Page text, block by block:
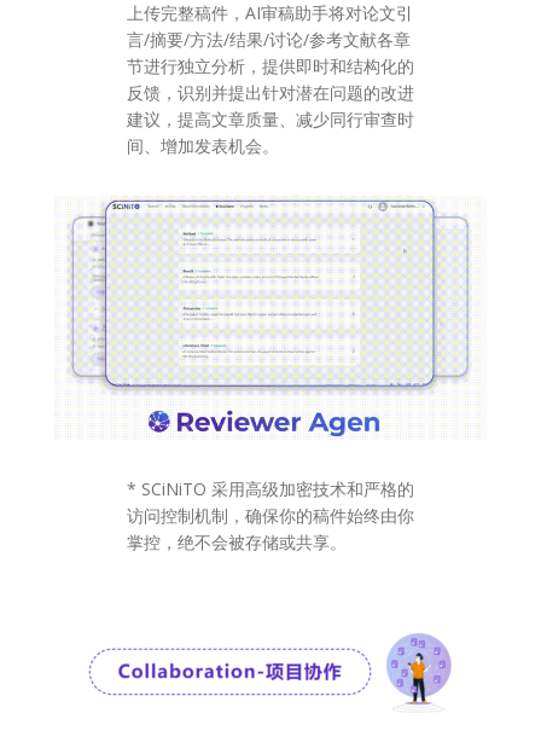
上传完整稿件，AI审稿助手将对论文引
言/摘要/方法/结果/讨论/参考文献各章
节进行独立分析，提供即时和结构化的
反馈，识别并提出针对潜在问题的改进
建议，提高文章质量、减少同行审查时
间、增加发表机会。
* SCiNiTO 采用高级加密技术和严格的
访问控制机制，确保你的稿件始终由你
掌控，绝不会被存储或共享。